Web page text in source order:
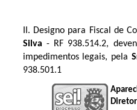
II. Designo para Fiscal de
Silva - RF 938.514.2,
impedimentos legais, pela
938.501.1